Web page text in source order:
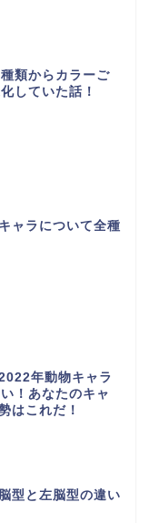
類からカラーご
していた話！
ャラについて全種
年動物キャラ
！あなたのキャ
はこれだ！
型と左脳型の違い